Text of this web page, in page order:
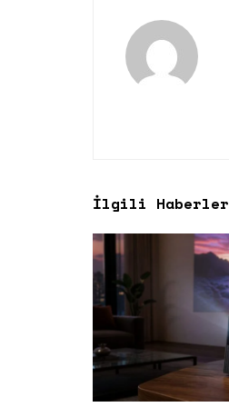
İlgili Haberler